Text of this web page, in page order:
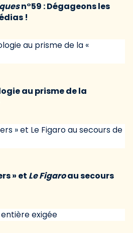
n°59 : Dégageons les
!
au prisme de la
» et Le Figaroau secours